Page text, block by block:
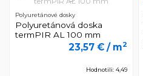
Polyuretánové dosky
Polyuretánová doska
termPIR AL 100 mm
23,57 € / m2
Hodnotili: 4,49